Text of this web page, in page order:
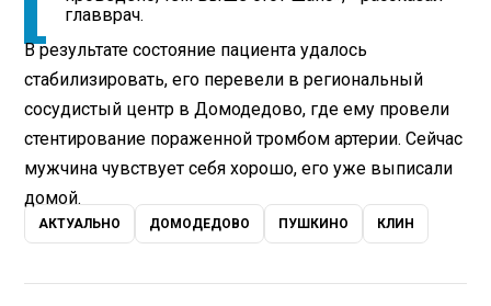
главврач.
В результате состояние пациента удалось
стабилизировать, его перевели в региональный
сосудистый центр в Домодедово, где ему провели
стентирование пораженной тромбом артерии. Сейчас
мужчина чувствует себя хорошо, его уже выписали
домой.
АКТУАЛЬНО ДОМОДЕДОВО ПУШКИНО КЛИН